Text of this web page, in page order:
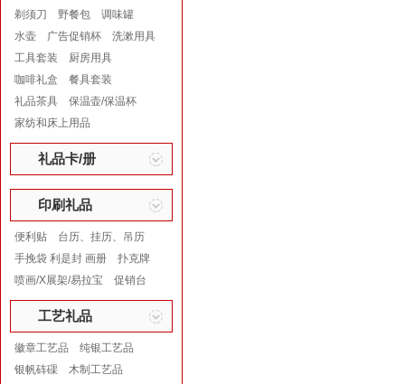
剃须刀
野餐包
调味罐
水壶
广告促销杯
洗漱用具
工具套装
厨房用具
咖啡礼盒
餐具套装
礼品茶具
保温壶/保温杯
家纺和床上用品
礼品卡/册
印刷礼品
便利贴
台历、挂历、吊历
手挽袋 利是封 画册
扑克牌
喷画/X展架/易拉宝
促销台
工艺礼品
徽章工艺品
纯银工艺品
银帆砗磲
木制工艺品